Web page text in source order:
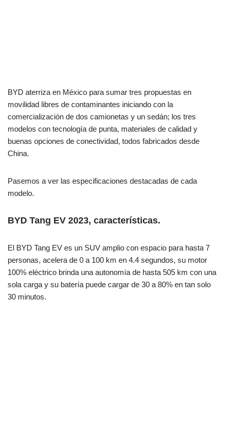
BYD aterriza en México para sumar tres propuestas en
movilidad libres de contaminantes iniciando con la
comercialización de dos camionetas y un sedán; los tres
modelos con tecnología de punta, materiales de calidad y
buenas opciones de conectividad, todos fabricados desde
China.
Pasemos a ver las especificaciones destacadas de cada
modelo.
BYD Tang EV 2023, características.
El BYD Tang EV es un SUV amplio con espacio para hasta 7
personas, acelera de 0 a 100 km en 4.4 segundos, su motor
100% eléctrico brinda una autonomía de hasta 505 km con una
sola carga y su batería puede cargar de 30 a 80% en tan solo
30 minutos.